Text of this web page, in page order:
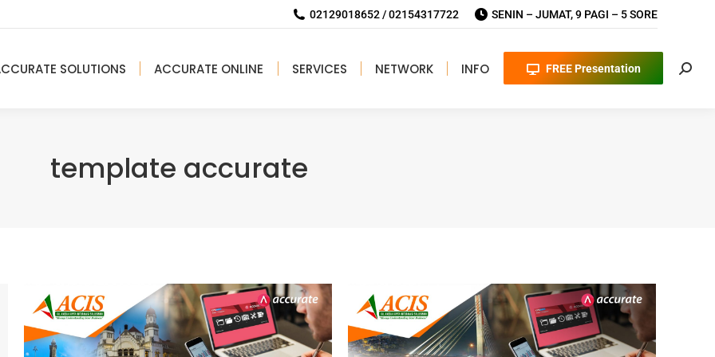
02129018652 / 02154317722 SENIN – JUMAT, 9 PAGI – 5 SORE
SOLUTIONS ACCURATE ONLINE SERVICES NETWORK INFO FREE Presentation
template accurate